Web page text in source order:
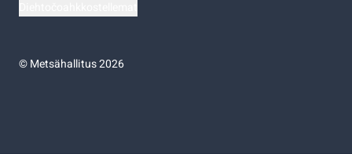
©Metsähallitus 2026